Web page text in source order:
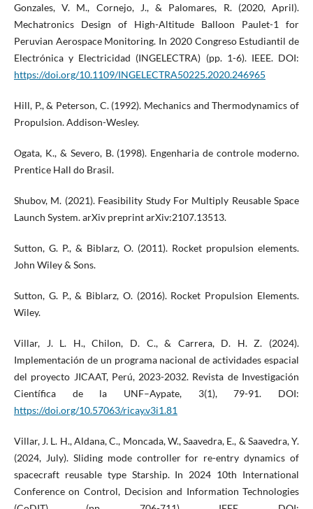
Gonzales, V. M., Cornejo, J., & Palomares, R. (2020, April).
Mechatronics Design of High-Altitude Balloon Paulet-1 for
Peruvian Aerospace Monitoring. In 2020 Congreso Estudiantil de
Electrónica y Electricidad (INGELECTRA) (pp. 1-6). IEEE. DOI:
https://doi.org/10.1109/INGELECTRA50225.2020.246965
Hill, P., & Peterson, C. (1992). Mechanics and Thermodynamics of
Propulsion. Addison-Wesley.
Ogata, K., & Severo, B. (1998). Engenharia de controle moderno.
Prentice Hall do Brasil.
Shubov, M. (2021). Feasibility Study For Multiply Reusable Space
Launch System. arXiv preprint arXiv:2107.13513.
Sutton, G. P., & Biblarz, O. (2011). Rocket propulsion elements.
John Wiley & Sons.
Sutton, G. P., & Biblarz, O. (2016). Rocket Propulsion Elements.
Wiley.
Villar, J. L. H., Chilon, D. C., & Carrera, D. H. Z. (2024).
Implementación de un programa nacional de actividades espacial
del proyecto JICAAT, Perú, 2023-2032. Revista de Investigación
Científica de la UNF–Aypate, 3(1), 79-91. DOI:
https://doi.org/10.57063/ricay.v3i1.81
Villar, J. L. H., Aldana, C., Moncada, W., Saavedra, E., & Saavedra, Y.
(2024, July). Sliding mode controller for re-entry dynamics of
spacecraft reusable type Starship. In 2024 10th International
Conference on Control, Decision and Information Technologies